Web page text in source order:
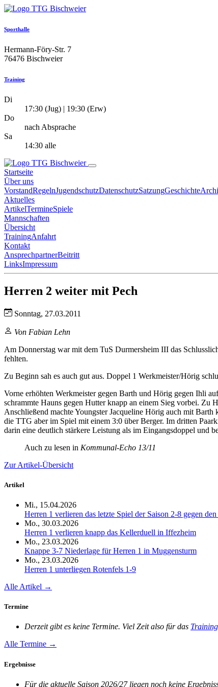
Sporthalle
Hermann-Föry-Str. 7
76476 Bischweier
Training
Di
17:30 (Jug) | 19:30 (Erw)
Do
nach Absprache
Sa
14:30 alle
Startseite
Über uns
VorstandRegelnJugendschutzDatenschutzSatzungGeschichte
Aktuelles
ArtikelTermineSpiele
Mannschaften
Übersicht
TrainingAnfahrt
Kontakt
AnsprechpartnerBeitritt
LinksImpressum
Herren 2 weiter mit Pech
Sonntag, 27.03.2011
Von Fabian Lehn
Am Donnerstag war mit dem TuS Durmersheim III das
fehlten.
Zu Beginn sah es auch gut aus. Doppel 1 Werkmeister/Hörig
Vorne erhöhten Werkmeister gegen Barth und Hörig gegen Ihli
schrammte Hauns gegen Hutter knapp an einem Sieg vorbei. Zu
Anschließend machte Youngster Jacqueline Hörig auch mit
die TTG aber im Spiel mit einem 3:0 über Berger. Im dritten
darin eine deutlich stärkere Leistung als im Eingangsdoppel und
Auch zu lesen in Kommunal-Echo 13/11
Zur Artikel-Übersicht
Artikel
Mi., 15.04.2026
Herren 1 verlieren das letzte Spiel der Saison 2-8 gegen
Mo., 30.03.2026
Herren 1 verlieren knapp das Kellerduell in Iffezheim
Mo., 23.03.2026
Knappe 3-7 Niederlage für Herren 1 in Muggensturm
Mo., 23.03.2026
Herren 1 unterliegen Rotenfels 1-9
Alle Artikel →
Termine
Derzeit gibt es keine Termine. Viel Zeit also für das Training
Alle Termine →
Ergebnisse
Für die aktuelle Saison 2026/27 liegen noch keine